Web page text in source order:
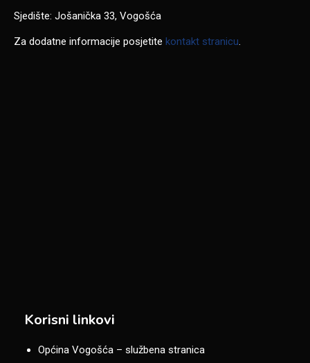
Sjedište: Jošanička 33, Vogošća
Za dodatne informacije posjetite kontakt stranicu.
Korisni linkovi
Općina Vogošća – službena stranica